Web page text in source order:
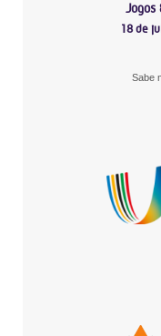
Jogos
18 de
Sabe